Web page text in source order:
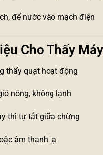
để nước vào mạch điện
Cho Thấy
thấy quạt hoạt động
nóng, không lạnh
thì tự tắt giữa chừng
âm thanh lạ